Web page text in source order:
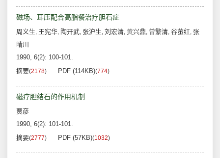
磁场、耳压配合高脂餐治疗胆石症
周义生, 王宪华, 陶开武, 张沪生, 刘宏清, 黄兴鼎, 曾繁清, 谷萤红, 张
晴川
1990, 6(2): 100-101.
摘要(2178) PDF (114KB)(774)
磁疗胆结石的作用机制
贾彦
1990, 6(2): 101-101.
摘要(2777) PDF (57KB)(1032)